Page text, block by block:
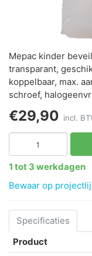
Mepac kinder
transparant,
koppelbaar, max.
schroef,
€29,90 incl.
1 tot 3 werkdagen
Bewaar op
Specificaties
Product